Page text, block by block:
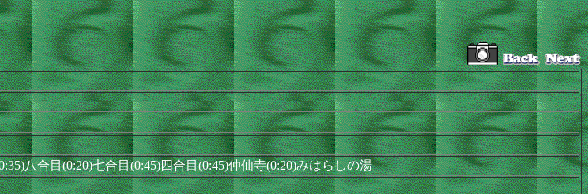
八合目(0:20)七合目(0:45)四合目(0:45)仲仙寺(0:20)みはらしの湯